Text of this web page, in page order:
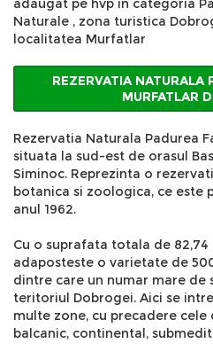
adaugat pe hvp in categoria
Naturale , zona turistica
localitatea Murfatlar
REZERVATIA NATURALA
MURFATLAR
Rezervatia Naturala Padurea
situata la sud-est de orasul
Siminoc. Reprezinta o
botanica si zoologica, ce este
anul 1962.
Cu o suprafata totala de 82,74
adaposteste o varietate de
dintre care un numar mare de
teritoriul Dobrogei. Aici se
multe zone, cu precadere
balcanic, continental,